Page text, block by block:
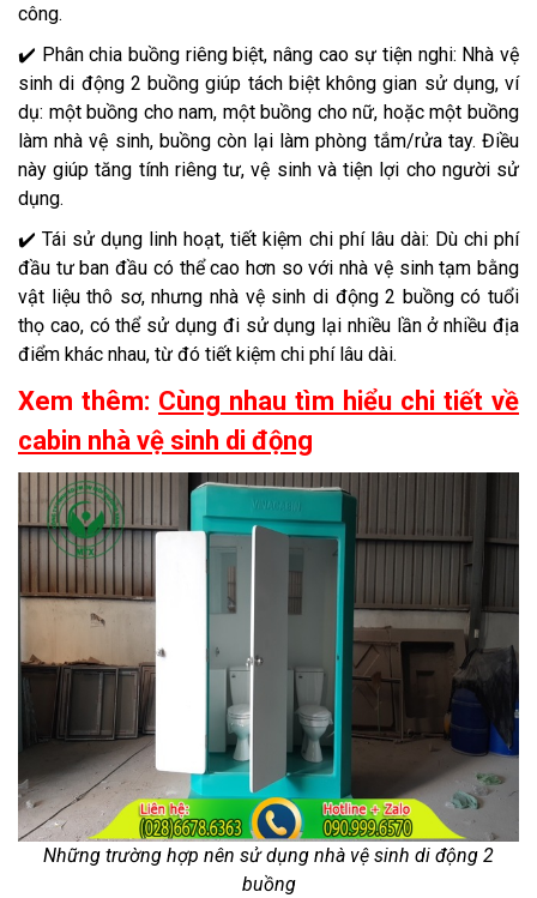
công.
✔️ Phân chia buồng riêng biệt, nâng cao sự tiện nghi: Nhà vệ
sinh di động 2 buồng giúp tách biệt không gian sử dụng, ví
dụ: một buồng cho nam, một buồng cho nữ, hoặc một buồng
làm nhà vệ sinh, buồng còn lại làm phòng tắm/rửa tay. Điều
này giúp tăng tính riêng tư, vệ sinh và tiện lợi cho người sử
dụng.
✔️ Tái sử dụng linh hoạt, tiết kiệm chi phí lâu dài: Dù chi phí
đầu tư ban đầu có thể cao hơn so với nhà vệ sinh tạm bằng
vật liệu thô sơ, nhưng nhà vệ sinh di động 2 buồng có tuổi
thọ cao, có thể sử dụng đi sử dụng lại nhiều lần ở nhiều địa
điểm khác nhau, từ đó tiết kiệm chi phí lâu dài.
Xem thêm: Cùng nhau tìm hiểu chi tiết về
cabin nhà vệ sinh di động
Những trường hợp nên sử dụng nhà vệ sinh di động 2
buồng